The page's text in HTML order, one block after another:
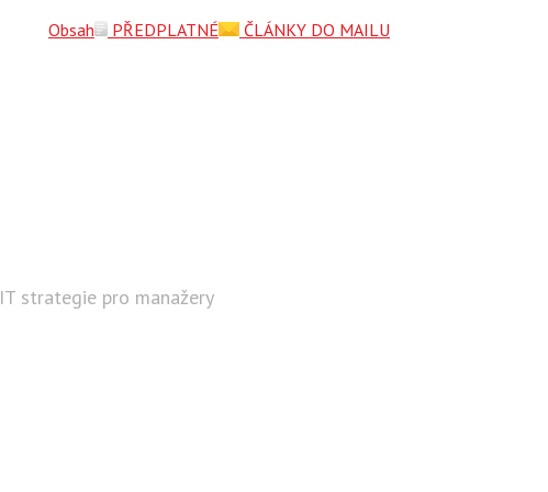
IT strategie pro manažery
Obsah PŘEDPLATNÉ ČLÁNKY DO MAILU